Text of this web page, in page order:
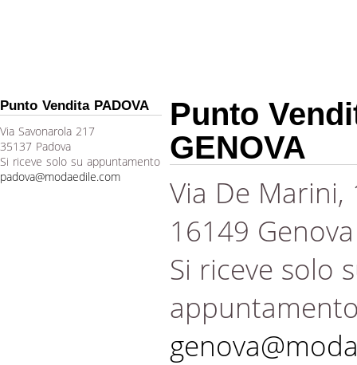
Punto Vendita PADOVA
Via Savonarola 217
35137 Padova
Si riceve solo su appuntamento
padova@modaedile.com
Punto
GENOVA
Via De Marini,
16149 Genova
Si riceve solo